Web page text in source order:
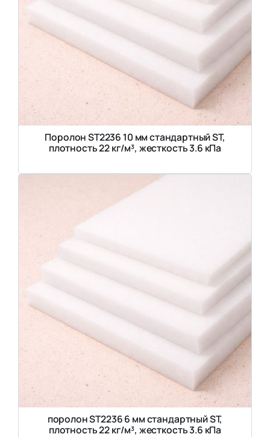
Поролон ST2236 10 мм стандартный ST,
плотность 22 кг/м³, жесткость 3.6 кПа
поролон ST2236 6 мм стандартный ST,
плотность 22 кг/м³, жесткость 3.6 кПа